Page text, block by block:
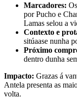
Marcadores:
por Pucho e
Lamas selou a
Contexto e
sitúaase nunha
Próximo
dentro dunha
Impacto: Grazas á
Antela presenta as
volta.